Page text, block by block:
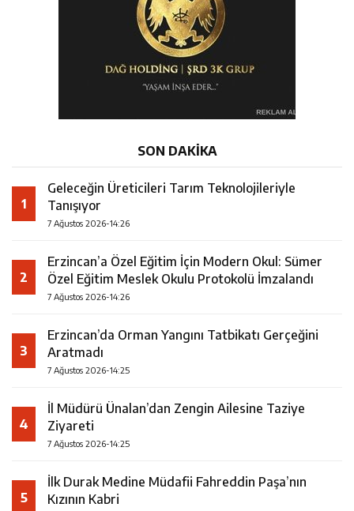
SON DAKİKA
1
Geleceğin Üreticileri Tarım Teknolojileriyle
Tanışıyor
7 Ağustos 2026-14:26
2
Erzincan’a Özel Eğitim İçin Modern Okul: Sümer
Özel Eğitim Meslek Okulu Protokolü İmzalandı
7 Ağustos 2026-14:26
3
Erzincan’da Orman Yangını Tatbikatı Gerçeğini
Aratmadı
7 Ağustos 2026-14:25
4
İl Müdürü Ünalan’dan Zengin Ailesine Taziye
Ziyareti
7 Ağustos 2026-14:25
5
İlk Durak Medine Müdafii Fahreddin Paşa’nın
Kızının Kabri